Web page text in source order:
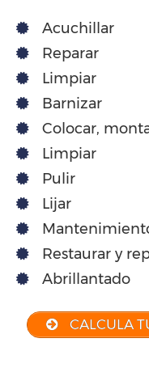
Acuchillar
Reparar
Limpiar
Barnizar
Colocar,
Limpiar
Pulir
Lijar
Restaurar y
Abrillantado
CALCULA